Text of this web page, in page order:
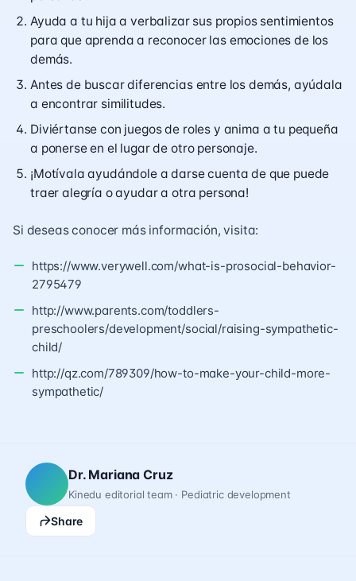
Ayuda a tu hija a verbalizar sus propios sentimientos
para que aprenda a reconocer las emociones de los
demás.
Antes de buscar diferencias entre los demás, ayúdala
a encontrar similitudes.
Diviértanse con juegos de roles y anima a tu pequeña
a ponerse en el lugar de otro personaje.
¡Motívala ayudándole a darse cuenta de que puede
traer alegría o ayudar a otra persona!
Si deseas conocer más información, visita:
https://www.verywell.com/what-is-prosocial-behavior-
2795479
http://www.parents.com/toddlers-
preschoolers/development/social/raising-sympathetic-
child/
http://qz.com/789309/how-to-make-your-child-more-
sympathetic/
Dr. Mariana Cruz
Kinedu editorial team · Pediatric development
Share